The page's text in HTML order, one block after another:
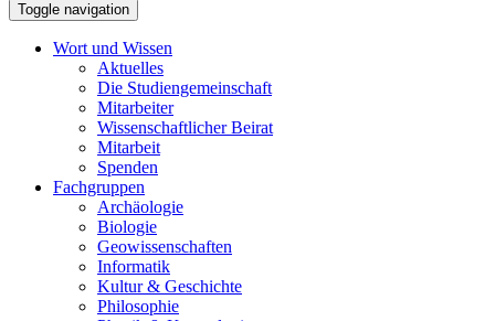
Toggle navigation
Wort und Wissen
Aktuelles
Die Studiengemeinschaft
Mitarbeiter
Wissenschaftlicher Beirat
Mitarbeit
Spenden
Fachgruppen
Archäologie
Biologie
Geowissenschaften
Informatik
Kultur & Geschichte
Philosophie